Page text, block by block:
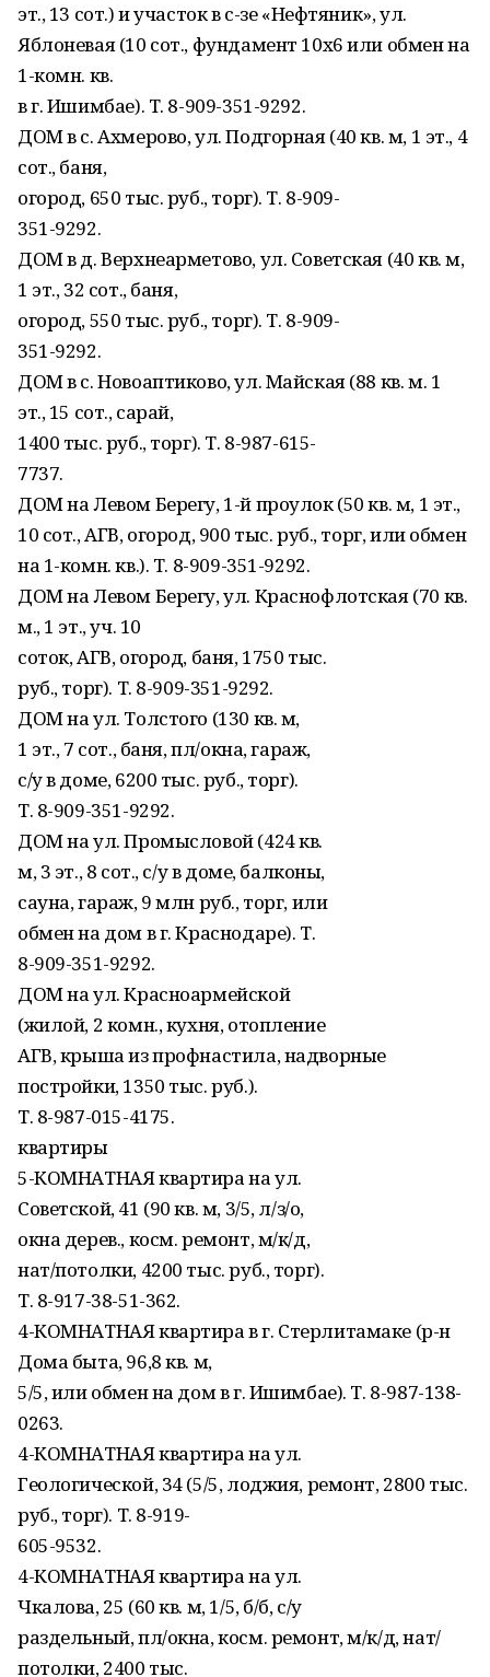
эт., 13 сот.) и участок в с-зе «Нефтяник», ул.
Яблоневая (10 сот., фундамент 10х6 или обмен на
1-комн. кв.
в г. Ишимбае). Т. 8-909-351-9292.
ДОМ в с. Ахмерово, ул. Подгорная (40 кв. м, 1 эт., 4
сот., баня,
огород, 650 тыс. руб., торг). Т. 8-909-
351-9292.
ДОМ в д. Верхнеарметово, ул. Советская (40 кв. м,
1 эт., 32 сот., баня,
огород, 550 тыс. руб., торг). Т. 8-909-
351-9292.
ДОМ в с. Новоаптиково, ул. Майская (88 кв. м. 1
эт., 15 сот., сарай,
1400 тыс. руб., торг). Т. 8-987-615-
7737.
ДОМ на Левом Берегу, 1-й проулок (50 кв. м, 1 эт.,
10 сот., АГВ, огород, 900 тыс. руб., торг, или обмен
на 1-комн. кв.). Т. 8-909-351-9292.
ДОМ на Левом Берегу, ул. Краснофлотская (70 кв.
м., 1 эт., уч. 10
соток, АГВ, огород, баня, 1750 тыс.
руб., торг). Т. 8-909-351-9292.
ДОМ на ул. Толстого (130 кв. м,
1 эт., 7 сот., баня, пл/окна, гараж,
с/у в доме, 6200 тыс. руб., торг).
Т. 8-909-351-9292.
ДОМ на ул. Промысловой (424 кв.
м, 3 эт., 8 сот., с/у в доме, балконы,
сауна, гараж, 9 млн руб., торг, или
обмен на дом в г. Краснодаре). Т.
8-909-351-9292.
ДОМ на ул. Красноармейской
(жилой, 2 комн., кухня, отопление
АГВ, крыша из профнастила, надворные
постройки, 1350 тыс. руб.).
Т. 8-987-015-4175.
квартиры
5-КОМНАТНАЯ квартира на ул.
Советской, 41 (90 кв. м, 3/5, л/з/о,
окна дерев., косм. ремонт, м/к/д,
нат/потолки, 4200 тыс. руб., торг).
Т. 8-917-38-51-362.
4-КОМНАТНАЯ квартира в г. Стерлитамаке (р-н
Дома быта, 96,8 кв. м,
5/5, или обмен на дом в г. Ишимбае). Т. 8-987-138-
0263.
4-КОМНАТНАЯ квартира на ул.
Геологической, 34 (5/5, лоджия, ремонт, 2800 тыс.
руб., торг). Т. 8-919-
605-9532.
4-КОМНАТНАЯ квартира на ул.
Чкалова, 25 (60 кв. м, 1/5, б/б, с/у
раздельный, пл/окна, косм. ремонт, м/к/д, нат/
потолки, 2400 тыс.